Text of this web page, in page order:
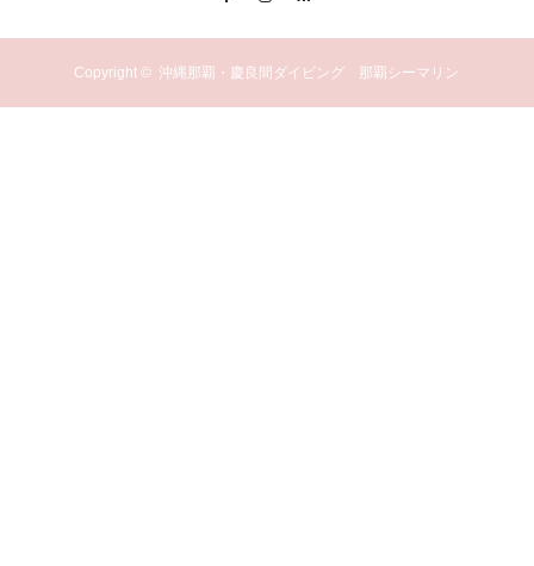
Copyright ©沖縄那覇・慶良間ダイビング 那覇シーマリン